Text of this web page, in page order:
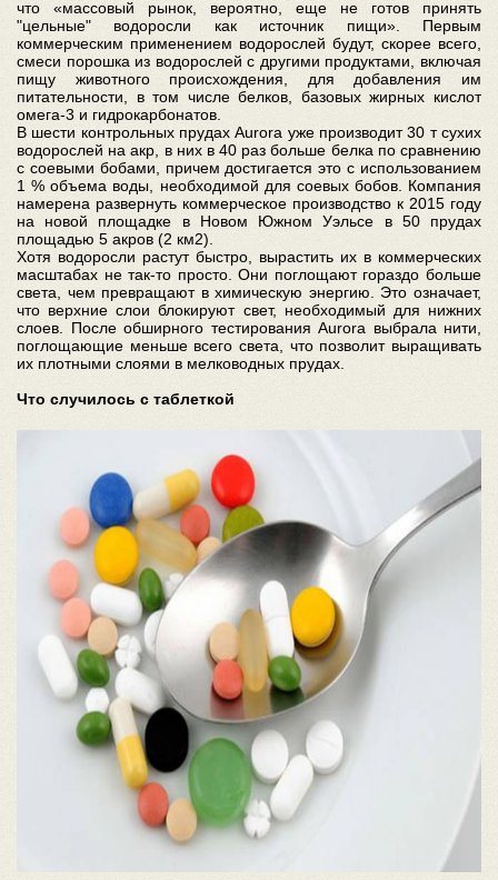
что «массовый рынок, вероятно, еще не готов принять
"цельные" водоросли как источник пищи». Первым
коммерческим применением водорослей будут, скорее всего,
смеси порошка из водорослей с другими продуктами, включая
пищу животного происхождения, для добавления им
питательности, в том числе белков, базовых жирных кислот
омега-3 и гидрокарбонатов.
В шести контрольных прудах Aurora уже производит 30 т сухих
водорослей на акр, в них в 40 раз больше белка по сравнению
с соевыми бобами, причем достигается это с использованием
1 % объема воды, необходимой для соевых бобов. Компания
намерена развернуть коммерческое производство к 2015 году
на новой площадке в Новом Южном Уэльсе в 50 прудах
площадью 5 акров (2 км2).
Хотя водоросли растут быстро, вырастить их в коммерческих
масштабах не так-то просто. Они поглощают гораздо больше
света, чем превращают в химическую энергию. Это означает,
что верхние слои блокируют свет, необходимый для нижних
слоев. После обширного тестирования Aurora выбрала нити,
поглощающие меньше всего света, что позволит выращивать
их плотными слоями в мелководных прудах.
Что случилось с таблеткой